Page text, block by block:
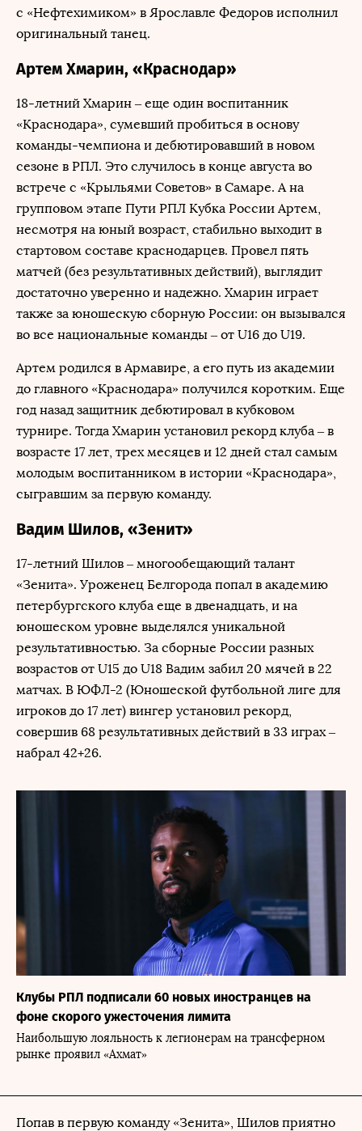
с «Нефтехимиком» в Ярославле Федоров исполнил
оригинальный танец.
Артем Хмарин, «Краснодар»
18-летний Хмарин – еще один воспитанник
«Краснодара», сумевший пробиться в основу
команды-чемпиона и дебютировавший в новом
сезоне в РПЛ. Это случилось в конце августа во
встрече с «Крыльями Советов» в Самаре. А на
групповом этапе Пути РПЛ Кубка России Артем,
несмотря на юный возраст, стабильно выходит в
стартовом составе краснодарцев. Провел пять
матчей (без результативных действий), выглядит
достаточно уверенно и надежно. Хмарин играет
также за юношескую сборную России: он вызывался
во все национальные команды – от U16 до U19.
Артем родился в Армавире, а его путь из академии
до главного «Краснодара» получился коротким. Еще
год назад защитник дебютировал в кубковом
турнире. Тогда Хмарин установил рекорд клуба – в
возрасте 17 лет, трех месяцев и 12 дней стал самым
молодым воспитанником в истории «Краснодара»,
сыгравшим за первую команду.
Вадим Шилов, «Зенит»
17-летний Шилов – многообещающий талант
«Зенита». Уроженец Белгорода попал в академию
петербургского клуба еще в двенадцать, и на
юношеском уровне выделялся уникальной
результативностью. За сборные России разных
возрастов от U15 до U18 Вадим забил 20 мячей в 22
матчах. В ЮФЛ-2 (Юношеской футбольной лиге для
игроков до 17 лет) вингер установил рекорд,
совершив 68 результативных действий в 33 играх –
набрал 42+26.
Клубы РПЛ подписали 60 новых иностранцев на
фоне скорого ужесточения лимита
Наибольшую лояльность к легионерам на трансферном
рынке проявил «Ахмат»
Попав в первую команду «Зенита», Шилов приятно